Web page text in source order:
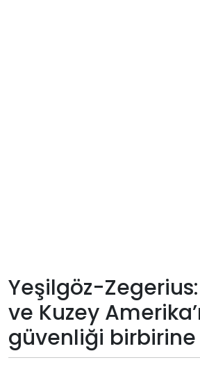
Giriş
Yap
Yeşilgöz-
ve Kuzey
güvenliği birbirine